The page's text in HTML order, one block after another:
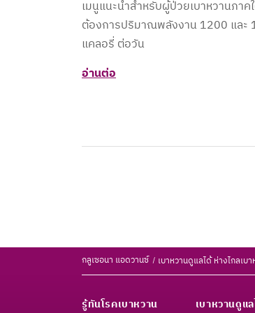
เมนูแนะนำสำหรับผู้ป่วยเบาหวานภา
ต้องการปริมาณพลังงาน 1200 และ
แคลอรี่ ต่อวัน
อ่านต่อ
กลูเซอนา แอดวานซ์ เบาหวานดูแลได้ ห่างไกลเบ
รู้ทันโรคเบาหวาน เบาหวานดูแ